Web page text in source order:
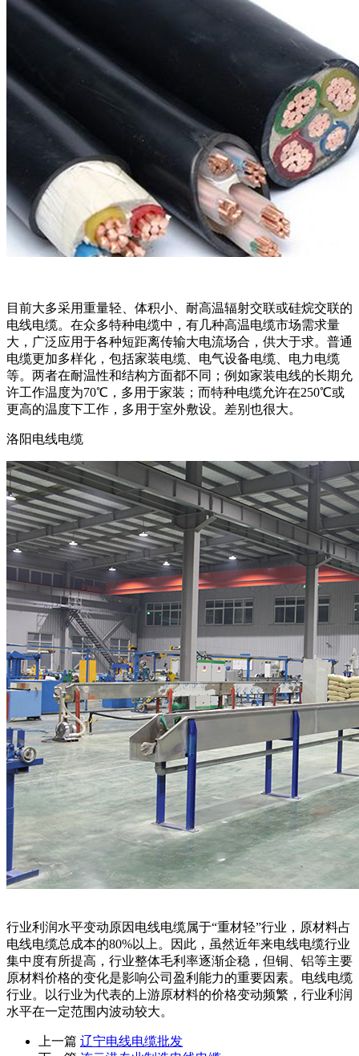
目前大多采用重量轻、体积小、耐高温辐射交联或硅烷交联的
电线电缆。在众多特种电缆中，有几种高温电缆市场需求量
大，广泛应用于各种短距离传输大电流场合，供大于求。普通
电缆更加多样化，包括家装电缆、电气设备电缆、电力电缆
等。两者在耐温性和结构方面都不同；例如家装电线的长期允
许工作温度为70℃，多用于家装；而特种电缆允许在250℃或
更高的温度下工作，多用于室外敷设。差别也很大。
洛阳电线电缆
行业利润水平变动原因电线电缆属于“重材轻”行业，原材料占
电线电缆总成本的80%以上。因此，虽然近年来电线电缆行业
集中度有所提高，行业整体毛利率逐渐企稳，但铜、铝等主要
原材料价格的变化是影响公司盈利能力的重要因素。电线电缆
行业。以行业为代表的上游原材料的价格变动频繁，行业利润
水平在一定范围内波动较大。
上一篇 辽宁电线电缆批发